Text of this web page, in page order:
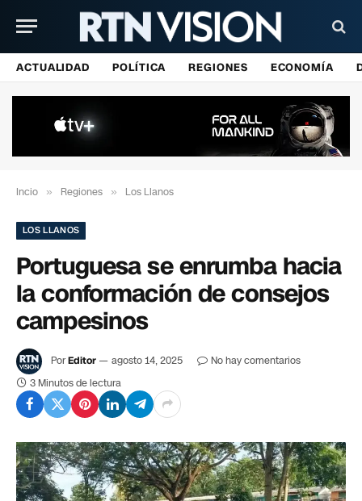
ACTUALIDAD POLÍTICA REGIONES ECONOMÍA
Incio » Regiones » Los Llanos
LOS LLANOS
Portuguesa se enrumba hacia
la conformación de consejos
campesinos
PorEditor agosto 14, 2025
No hay comentarios
3 Minutos de lectura